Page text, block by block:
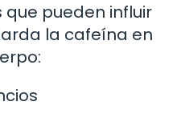
pueden influir
la cafeína en